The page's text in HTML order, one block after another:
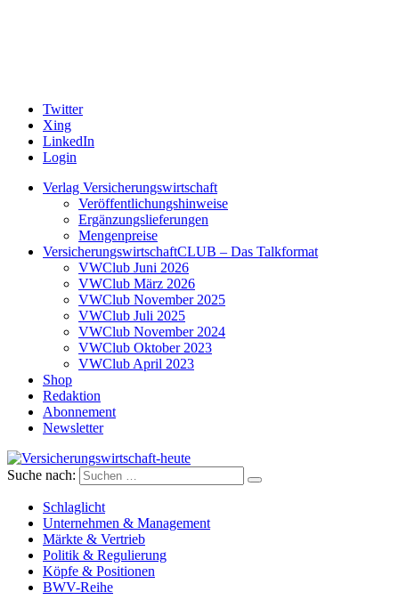
Twitter
Xing
LinkedIn
Login
Verlag Versicherungswirtschaft
Veröffentlichungshinweise
Ergänzungslieferungen
Mengenpreise
VersicherungswirtschaftCLUB – Das Talkformat
VWClub Juni 2026
VWClub März 2026
VWClub November 2025
VWClub Juli 2025
VWClub November 2024
VWClub Oktober 2023
VWClub April 2023
Shop
Redaktion
Abonnement
Newsletter
Versicherungswirtschaft-heute
Suche nach:
Schlaglicht
Unternehmen & Management
Märkte & Vertrieb
Politik & Regulierung
Köpfe & Positionen
BWV-Reihe